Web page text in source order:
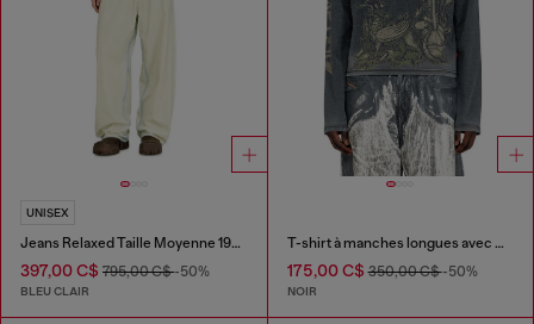
UNISEX
Jeans Relaxed Taille Moyenne 1997 D-Enim-M
397,00 C$ 795,00 C$-50%
BLEU CLAIR
T-shirt à manches longues avec motif graphique
175,00 C$350,00 C$-50%
NOIR